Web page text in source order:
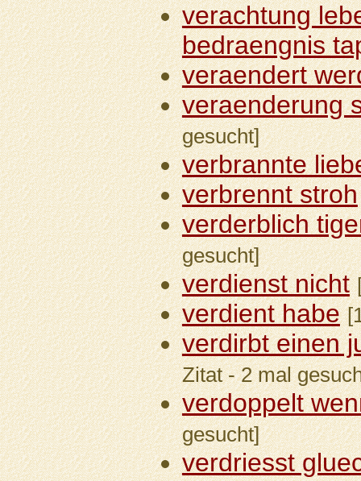
verachtung
bedraengnis
veraendert
veraenderung
gesucht]
verbrannte
verbrennt stroh
verderblich
gesucht]
verdienst nicht
verdient habe
verdirbt einen
Zitat - 2 mal
verdoppelt
gesucht]
verdriesst